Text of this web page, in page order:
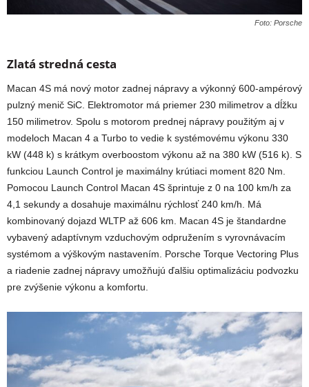
Foto: Porsche
Zlatá stredná cesta
Macan 4S má nový motor zadnej nápravy a výkonný 600-ampérový
pulzný menič SiC. Elektromotor má priemer 230 milimetrov a dĺžku
150 milimetrov. Spolu s motorom prednej nápravy použitým aj v
modeloch Macan 4 a Turbo to vedie k systémovému výkonu 330
kW (448 k) s krátkym overboostom výkonu až na 380 kW (516 k). S
funkciou Launch Control je maximálny krútiaci moment 820 Nm.
Pomocou Launch Control Macan 4S šprintuje z 0 na 100 km/h za
4,1 sekundy a dosahuje maximálnu rýchlosť 240 km/h. Má
kombinovaný dojazd WLTP až 606 km. Macan 4S je štandardne
vybavený adaptívnym vzduchovým odpružením s vyrovnávacím
systémom a výškovým nastavením. Porsche Torque Vectoring Plus
a riadenie zadnej nápravy umožňujú ďalšiu optimalizáciu podvozku
pre zvýšenie výkonu a komfortu.